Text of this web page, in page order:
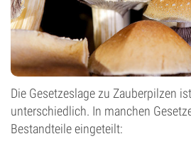
Die Gesetzeslage zu Zauberpilzen
unterschiedlich. In manchen
Bestandteile eingeteilt: